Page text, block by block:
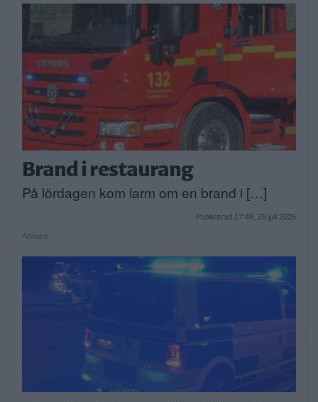
Brand i restaurang
På lördagen kom larm om en brand i […]
Publicerad 17:48, 25 juli 2026
Annons: